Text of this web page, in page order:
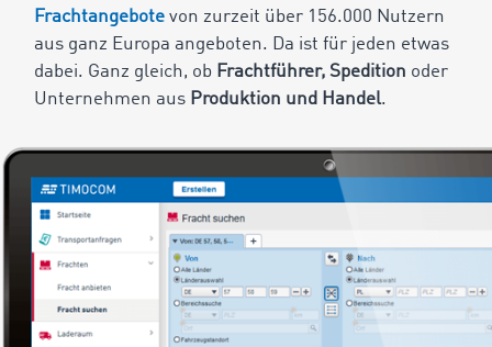
Frachtangebote von zurzeit über 156.000 Nutzern
aus ganz Europa angeboten. Da ist für jeden etwas
dabei. Ganz gleich, ob Frachtführer, Spedition oder
Unternehmen aus Produktion und Handel.